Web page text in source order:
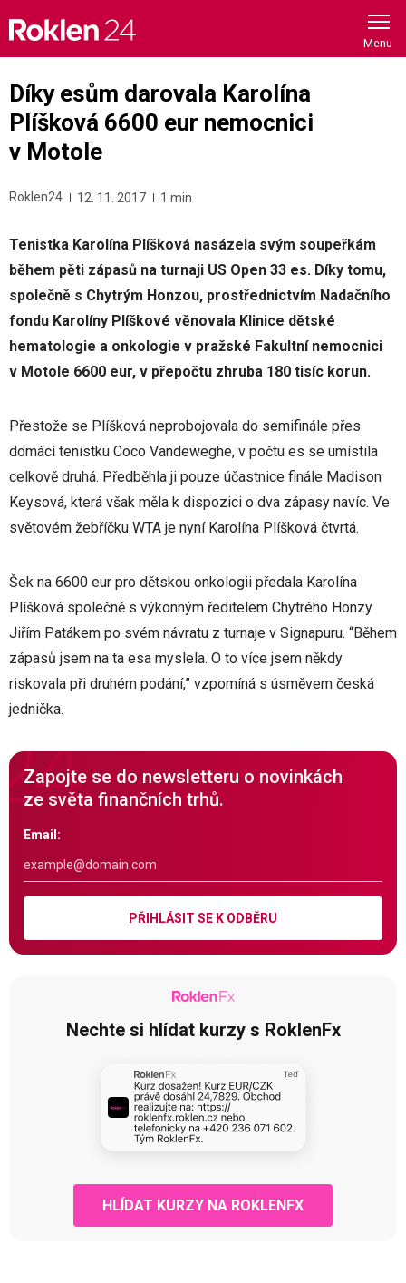
content
Díky esům darovala Karolína
Plíšková 6600 eur nemocnici
v Motole
Roklen24 12. 11. 2017 1 min
Tenistka Karolína Plíšková nasázela svým soupeřkám
během pěti zápasů na turnaji US Open 33 es. Díky tomu,
společně s Chytrým Honzou, prostřednictvím Nadačního
fondu Karolíny Plíškové věnovala Klinice dětské
hematologie a onkologie v pražské Fakultní nemocnici
v Motole 6600 eur, v přepočtu zhruba 180 tisíc korun.
Přestože se Plíšková neprobojovala do semifinále přes
domácí tenistku Coco Vandeweghe, v počtu es se umístila
celkově druhá. Předběhla ji pouze účastnice finále Madison
Keysová, která však měla k dispozici o dva zápasy navíc. Ve
světovém žebříčku WTA je nyní Karolína Plíšková čtvrtá.
Šek na 6600 eur pro dětskou onkologii předala Karolína
Plíšková společně s výkonným ředitelem Chytrého Honzy
Jiřím Patákem po svém návratu z turnaje v Signapuru. “Během
zápasů jsem na ta esa myslela. O to více jsem někdy
riskovala při druhém podání,” vzpomíná s úsměvem česká
jednička.
Zapojte se do newsletteru o novinkách
ze světa finančních trhů.
Email:
PŘIHLÁSIT SE K ODBĚRU
Nechte si hlídat kurzy s RoklenFx
HLÍDAT KURZY NA ROKLENFX